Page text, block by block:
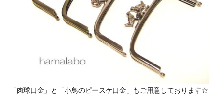
「肉球口金」と「小鳥のピースケ口金」もご用意しております☆